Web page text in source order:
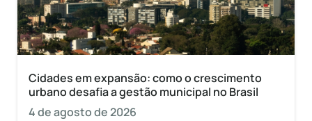
Cidades em expansão: como o crescimento
urbano desafia a gestão municipal no Brasil
4 de agosto de 2026